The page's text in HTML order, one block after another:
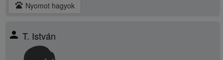
pets Nyomot hagyok
person T. István